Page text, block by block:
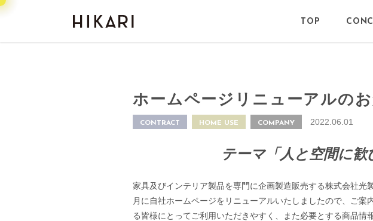
TOP
ホームページリニューアルの
CONTRACT HOME USE COMPANY 2022.06.01
テーマ「人と空間に歓
家具及びインテリア製品を専門に企画製造販売する株式会社
月に自社ホームページをリニューアルいたしましたので、ご
る皆様にとってご利用いただきやすく、また必要とする商品